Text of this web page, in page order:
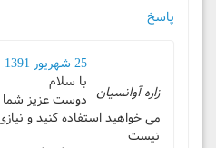
پاسخ
زاره آوانسیان
25 شهریور 1391 در 11:41 ق.ظ
با سلام
دوست عزیز شما
می خواهید استفاده کنید و
نیست